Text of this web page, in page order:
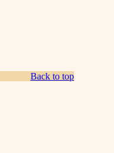
Back to top